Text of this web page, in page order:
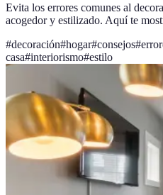
Evita los errores comunes al
acogedor y estilizado. Aquí te
#decoración#hogar#consejos#
casa#interiorismo#estilo